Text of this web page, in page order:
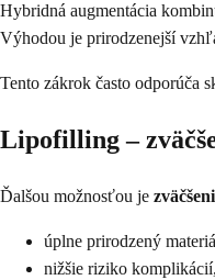
Hybridná augmentácia
Výhodou je prirodzenejší
Tento zákrok často odporúča
Lipofilling –
Ďalšou možnosťou je
úplne prirodzený
nižšie riziko komplikácií,